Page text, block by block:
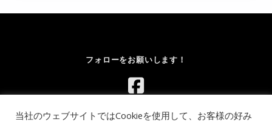
フォローをお願いします！
当社のウェブサイトではCookieを使用して、お客様の好み